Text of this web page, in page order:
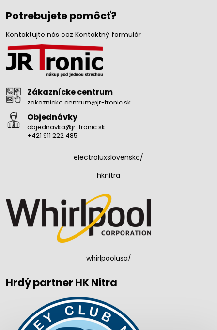
Potrebujete pomôcť?
Kontaktujte nás cez Kontaktný formulár
Zákaznícke centrum
zakaznicke.centrum@jr-tronic.sk
Objednávky
objednavka@jr-tronic.sk
+421 911 222 485
electroluxslovensko/
hknitra
whirlpoolusa/
Hrdý partner HK Nitra